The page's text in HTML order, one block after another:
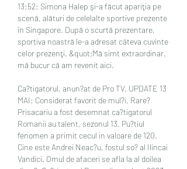
13:52: Simona Halep şi-a făcut apariţia pe
scenă, alături de celelalte sportive prezente
în Singapore. După o scurtă prezentare,
sportiva noastră le-a adresat câteva cuvinte
celor prezenţi. &quot;Mă simt extraordinar,
mă bucur că am revenit aici.
Ca?tigatorul, anun?at de Pro TV. UPDATE 13
MAI: Considerat favorit de mul?i, Rare?
Prisacariu a fost desemnat ca?tigatorul
Romanii au talent, sezonul 13. Pu?tiul
fenomen a primit cecul in valoare de 120.
Cine este Andrei Neac?u, fostul so? al Ilincai
Vandici. Omul de afaceri se afla la al doilea